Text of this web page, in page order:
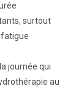
surtout
fatigue
journée qui
au